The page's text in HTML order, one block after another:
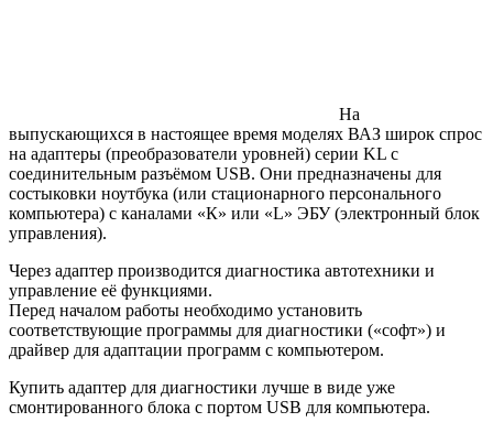
На
выпускающихся в настоящее время моделях ВАЗ широк спрос
на адаптеры (преобразователи уровней) серии KL с
соединительным разъёмом USB. Они предназначены для
состыковки ноутбука (или стационарного персонального
компьютера) с каналами «К» или «L» ЭБУ (электронный блок
управления).
Через адаптер производится диагностика автотехники и
управление её функциями.
Перед началом работы необходимо установить
соответствующие программы для диагностики («софт») и
драйвер для адаптации программ с компьютером.
Купить адаптер для диагностики лучше в виде уже
смонтированного блока с портом USB для компьютера.